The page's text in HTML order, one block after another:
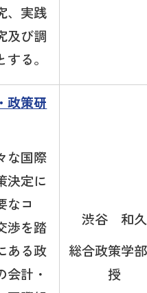
、実践
及び調
る。
政策研
な国際
決定に
なコ
渉を踏
ある政
計・
渋谷 和久
総合政策学
授